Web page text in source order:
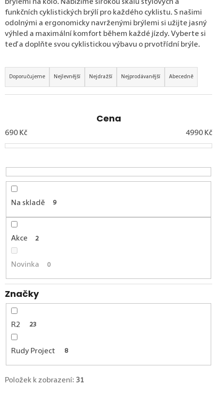
brýlemi na kolo. Nabízíme širokou škálu stylových a
funkčních cyklistických brýlí pro každého cyklistu. S našimi
odolnými a ergonomicky navrženými brýlemi si užijte jasný
výhled a maximální komfort během každé jízdy. Vyberte si
teď a doplňte svou cyklistickou výbavu o prvotřídní brýle.
Řazení produktů
Doporučujeme Nejlevnější Nejdražší Nejprodávanější Abecedně
Cena
690 Kč 4990 Kč
Na skladě 9
Akce 2
Novinka 0
Značky
R2 23
Rudy Project 8
Položek k zobrazení: 31
D
o
p
o
u
č
u
e